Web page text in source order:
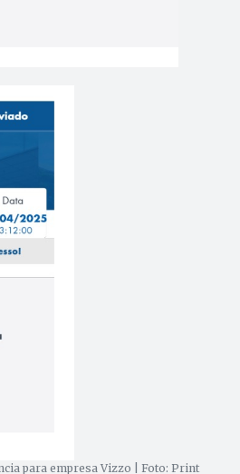
para empresa Vizzo | Foto: Print